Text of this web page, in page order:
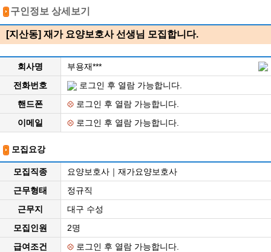
구인정보 상세보기
[지산동] 재가 요양보호사 선생님 모집합니다.
회사명
부용재***
전화번호
로그인 후 열람 가능합니다.
핸드폰
로그인 후 열람 가능합니다.
이메일
로그인 후 열람 가능합니다.
모집요강
모집직종
요양보호사｜재가요양보호사
근무형태
정규직
근무지
대구 수성
모집인원
2명
급여조건
로그인 후 열람 가능합니다.